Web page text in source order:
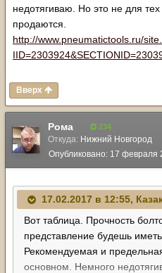
недотягиваю. Но это не для
продаются.
http://www.pneumatictools.ru/
Вверх
Рома 234
Откуда: Нижний Новгород
Опубликовано: 17 февраля
17.02.2017 в 12:55,
Вот таблица. Прочность
представление будешь
Рекомендуемая и
основном. Немного